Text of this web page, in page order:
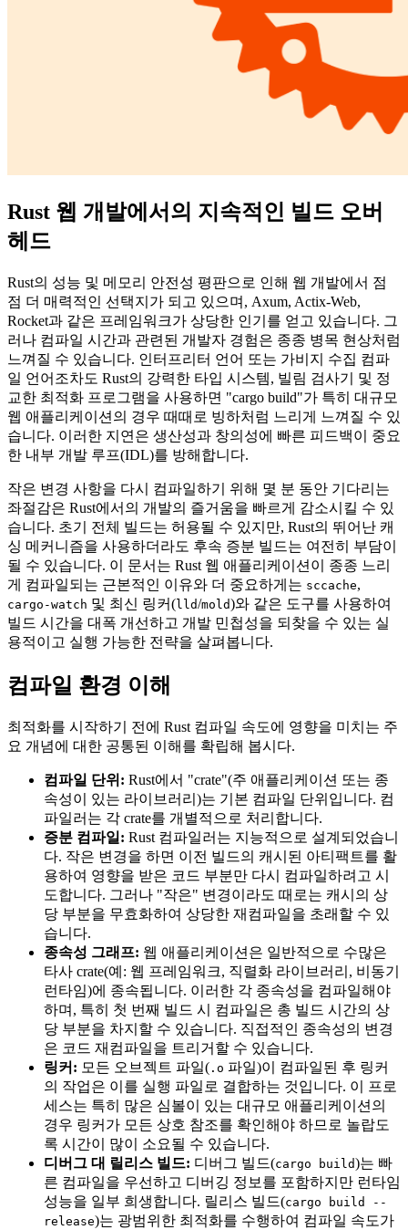
Rust 웹 개발에서의 지속적인 빌드 오버
헤드
Rust의 성능 및 메모리 안전성 평판으로 인해 웹 개발에서 점
점 더 매력적인 선택지가 되고 있으며, Axum, Actix-Web,
Rocket과 같은 프레임워크가 상당한 인기를 얻고 있습니다. 그
러나 컴파일 시간과 관련된 개발자 경험은 종종 병목 현상처럼
느껴질 수 있습니다. 인터프리터 언어 또는 가비지 수집 컴파
일 언어조차도 Rust의 강력한 타입 시스템, 빌림 검사기 및 정
교한 최적화 프로그램을 사용하면 "cargo build"가 특히 대규모
웹 애플리케이션의 경우 때때로 빙하처럼 느리게 느껴질 수 있
습니다. 이러한 지연은 생산성과 창의성에 빠른 피드백이 중요
한 내부 개발 루프(IDL)를 방해합니다.
작은 변경 사항을 다시 컴파일하기 위해 몇 분 동안 기다리는
좌절감은 Rust에서의 개발의 즐거움을 빠르게 감소시킬 수 있
습니다. 초기 전체 빌드는 허용될 수 있지만, Rust의 뛰어난 캐
싱 메커니즘을 사용하더라도 후속 증분 빌드는 여전히 부담이
될 수 있습니다. 이 문서는 Rust 웹 애플리케이션이 종종 느리
게 컴파일되는 근본적인 이유와 더 중요하게는 sccache,
cargo-watch 및 최신 링커(lld/mold)와 같은 도구를 사용하여
빌드 시간을 대폭 개선하고 개발 민첩성을 되찾을 수 있는 실
용적이고 실행 가능한 전략을 살펴봅니다.
컴파일 환경 이해
최적화를 시작하기 전에 Rust 컴파일 속도에 영향을 미치는 주
요 개념에 대한 공통된 이해를 확립해 봅시다.
컴파일 단위: Rust에서 "crate"(주 애플리케이션 또는 종
속성이 있는 라이브러리)는 기본 컴파일 단위입니다. 컴
파일러는 각 crate를 개별적으로 처리합니다.
증분 컴파일: Rust 컴파일러는 지능적으로 설계되었습니
다. 작은 변경을 하면 이전 빌드의 캐시된 아티팩트를 활
용하여 영향을 받은 코드 부분만 다시 컴파일하려고 시
도합니다. 그러나 "작은" 변경이라도 때로는 캐시의 상
당 부분을 무효화하여 상당한 재컴파일을 초래할 수 있
습니다.
종속성 그래프: 웹 애플리케이션은 일반적으로 수많은
타사 crate(예: 웹 프레임워크, 직렬화 라이브러리, 비동기
런타임)에 종속됩니다. 이러한 각 종속성을 컴파일해야
하며, 특히 첫 번째 빌드 시 컴파일은 총 빌드 시간의 상
당 부분을 차지할 수 있습니다. 직접적인 종속성의 변경
은 코드 재컴파일을 트리거할 수 있습니다.
링커: 모든 오브젝트 파일( .o 파일)이 컴파일된 후 링커
의 작업은 이를 실행 파일로 결합하는 것입니다. 이 프로
세스는 특히 많은 심볼이 있는 대규모 애플리케이션의
경우 링커가 모든 상호 참조를 확인해야 하므로 놀랍도
록 시간이 많이 소요될 수 있습니다.
디버그 대 릴리스 빌드: 디버그 빌드(cargo build)는 빠
른 컴파일을 우선하고 디버깅 정보를 포함하지만 런타임
성능을 일부 희생합니다. 릴리스 빌드(cargo build --
release)는 광범위한 최적화를 수행하여 컴파일 속도가